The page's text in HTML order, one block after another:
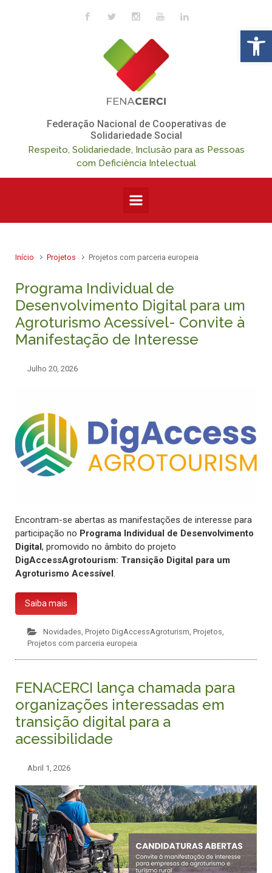
Skip to main content
Federação Nacional de Cooperativas de
Solidariedade Social
Respeito, Solidariedade, Inclusão para as Pessoas
com Deficiência Intelectual
Início Projetos Projetos com parceria europeia
Programa Individual de
Desenvolvimento Digital para um
Agroturismo Acessível- Convite à
Manifestação de Interesse
Julho 20, 2026
Encontram-se abertas as manifestações de interesse para
participação no Programa Individual de Desenvolvimento
Digital , promovido no âmbito do projeto
DigAccessAgrotourism: Transição Digital para um
Agroturismo Acessível .
Saiba mais
Novidades Projeto DigAccessAgroturism Projetos
Projetos com parceria europeia
FENACERCI lança chamada para
organizações interessadas em
transição digital para a
acessibilidade
Abril 1, 2026